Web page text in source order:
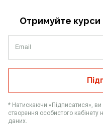
Отримуйте
Email
* Натискаючи «Підписатися»,
створення особистого кабінету
даних.